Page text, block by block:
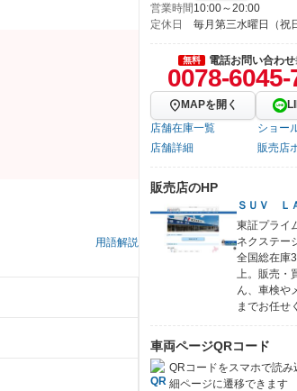
用語解説
営業時間10:00～20:00
定休日
毎月第三水曜日（祝
無料 電話お問い合わせ
0078-6045-
MAPを開く
店舗在庫一覧
ショー
店舗詳細
販売店
販売店のHP
ＳＵＶ Ｌ
東証プライ
ネクステー
全国総在庫
上。販売・
ん、車検や
までお任せ
車両ページQRコード
QRコードをスマホで読み
細ページに遷移できます